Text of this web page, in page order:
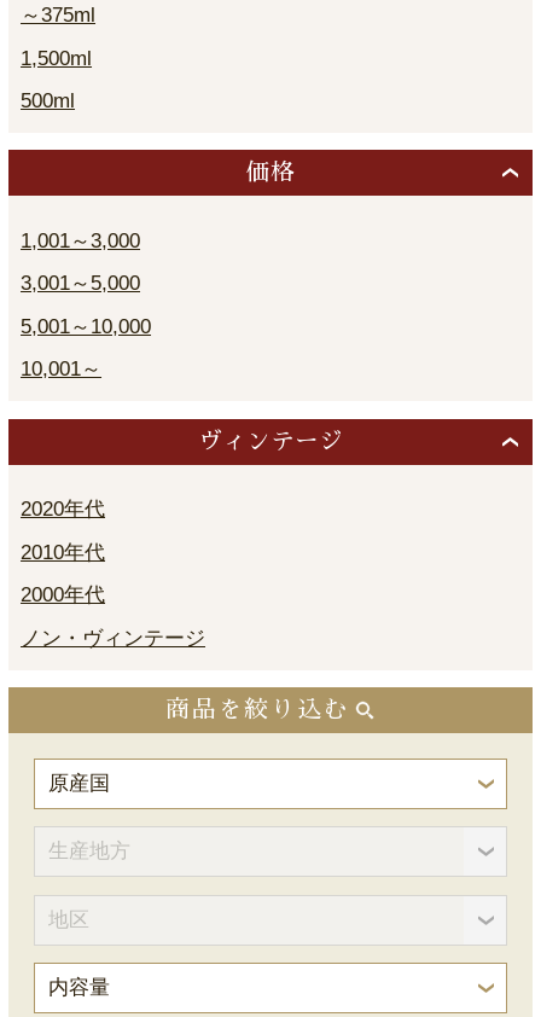
～375ml
1,500ml
500ml
価格
1,001～3,000
3,001～5,000
5,001～10,000
10,001～
ヴィンテージ
2020年代
2010年代
2000年代
ノン・ヴィンテージ
商品を絞り込む